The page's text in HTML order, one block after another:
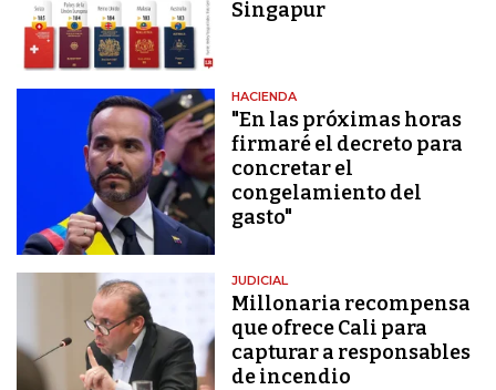
Singapur
HACIENDA
"En las próximas horas
firmaré el decreto para
concretar el
congelamiento del
gasto"
JUDICIAL
Millonaria recompensa
que ofrece Cali para
capturar a responsables
de incendio